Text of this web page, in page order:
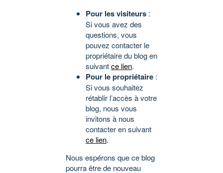
Pour les visiteurs :
Si vous avez des
questions, vous
pouvez contacter le
propriétaire du blog en
suivantce lien.
Pour le propriétaire :
Si vous souhaitez
rétablir l’accès à votre
blog, nous vous
invitons à nous
contacter en suivant
ce lien.
Nous espérons que ce blog
pourra être de nouveau